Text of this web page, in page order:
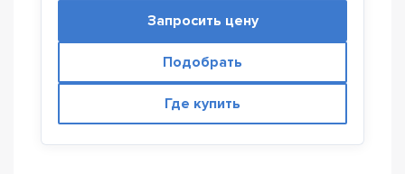
Запросить цену
Подобрать
Где купить